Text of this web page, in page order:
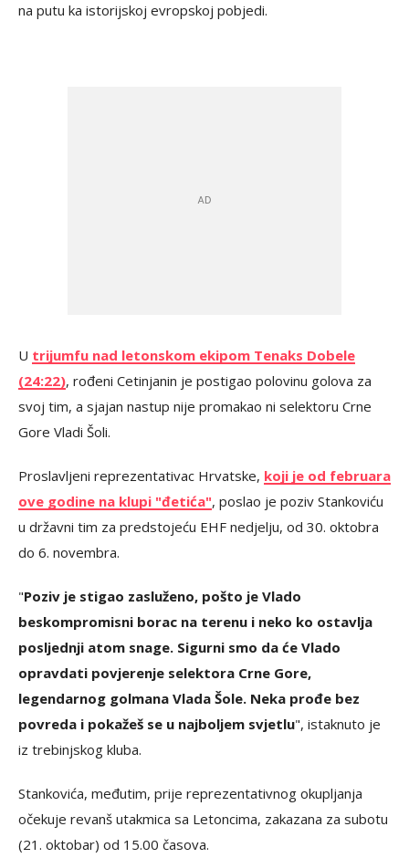
na putu ka istorijskoj evropskoj pobjedi.
U trijumfu nad letonskom ekipom Tenaks Dobele
(24:22), rođeni Cetinjanin je postigao polovinu golova za
svoj tim, a sjajan nastup nije promakao ni selektoru Crne
Gore Vladi Šoli.
Proslavljeni reprezentativac Hrvatske, koji je od februara
ove godine na klupi "đetića", poslao je poziv Stankoviću
u državni tim za predstojeću EHF nedjelju, od 30. oktobra
do 6. novembra.
"Poziv je stigao zasluženo, pošto je Vlado
beskompromisni borac na terenu i neko ko ostavlja
posljednji atom snage. Sigurni smo da će Vlado
opravdati povjerenje selektora Crne Gore,
legendarnog golmana Vlada Šole. Neka prođe bez
povreda i pokažeš se u najboljem svjetlu", istaknuto je
iz trebinjskog kluba.
Stankovića, međutim, prije reprezentativnog okupljanja
očekuje revanš utakmica sa Letoncima, zakazana za subotu
(21. oktobar) od 15.00 časova.